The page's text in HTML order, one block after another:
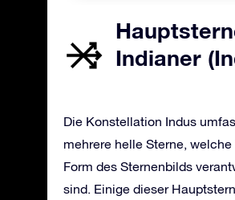
Indianer
Die Konstellation Indus
mehrere helle Sterne, welche
Form des Sternenbilds
sind. Einige dieser